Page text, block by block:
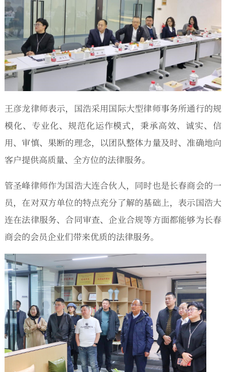
王彦龙律师表示，国浩采用国际大型律师事务所通行的规
模化、专业化、规范化运作模式，秉承高效、诚实、信
用、审慎、果断的理念，以团队整体力量及时、准确地向
客户提供高质量、全方位的法律服务。
管圣峰律师作为国浩大连合伙人，同时也是长春商会的一
员，在对双方单位的特点充分了解的基础上，表示国浩大
连在法律服务、合同审查、企业合规等方面都能够为长春
商会的会员企业们带来优质的法律服务。